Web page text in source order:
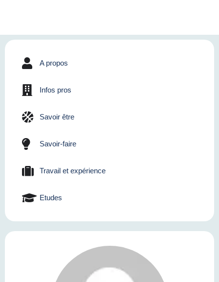
A propos
Infos pros
Savoir être
Savoir-faire
Travail et expérience
Etudes